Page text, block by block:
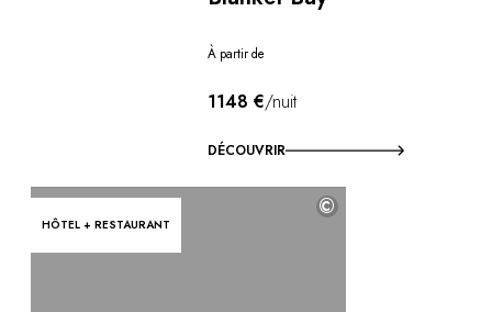
À partir de
1148 €/nuit
DÉCOUVRIR
HÔTEL + RESTAURANT
©